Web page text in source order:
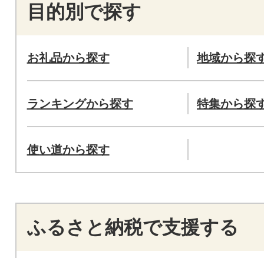
目的別で探す
お礼品から探す 地域から探
ランキングから探す 特集から探
使い道から探す
ふるさと納税で支援する